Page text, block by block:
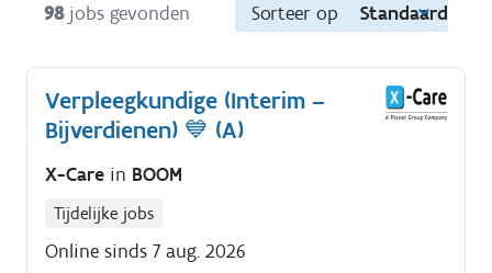
98 jobs gevonden Sorteer op Standaard
Verpleegkundige (Interim –
Bijverdienen) 💙 (A)
X-Care in BOOM
Tijdelijke jobs
Online sinds 7 aug. 2026